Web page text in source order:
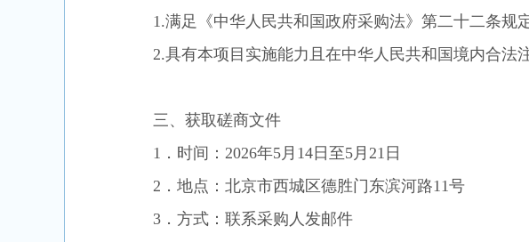
1.满足《中华人民共和国政府采购法》第二十二条规
2.具有本项目实施能力且在中华人民共和国境内合法
三、获取磋商文件
1．时间： 2026年5月14日至5月21日
2．地点：北京市西城区德胜门东滨河路11号
3．方式： 联系采购人发邮件